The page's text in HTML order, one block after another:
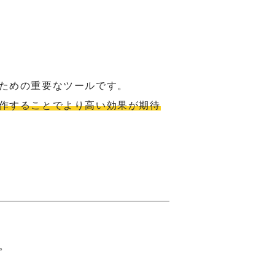
めの重要なツールです。
することでより高い効果が期待